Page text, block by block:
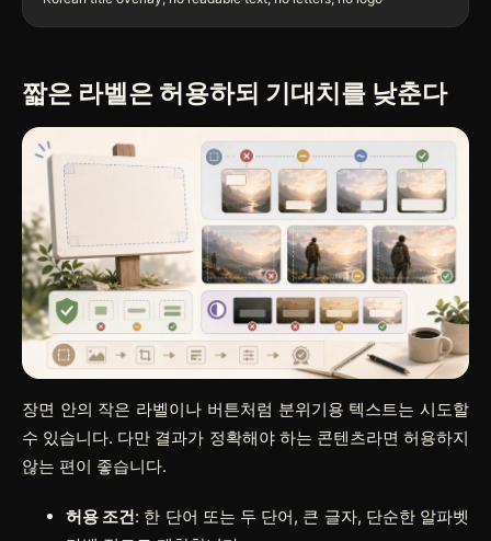
짧은 라벨은 허용하되 기대치를 낮춘다
장면 안의 작은 라벨이나 버튼처럼 분위기용 텍스트는 시도할
수 있습니다. 다만 결과가 정확해야 하는 콘텐츠라면 허용하지
않는 편이 좋습니다.
허용 조건: 한 단어 또는 두 단어, 큰 글자, 단순한 알파벳